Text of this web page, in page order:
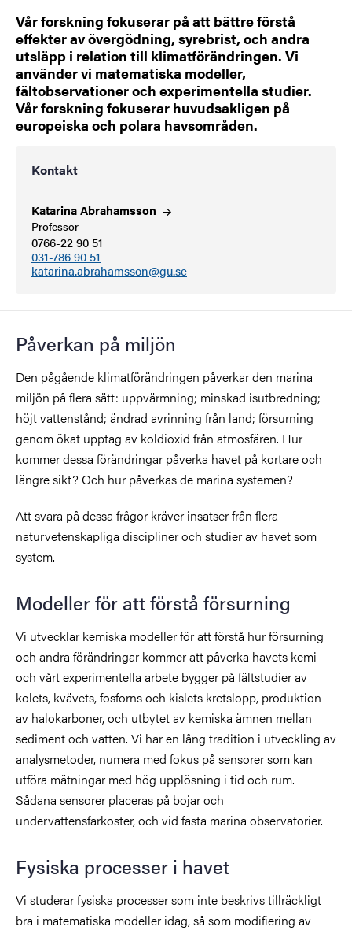
Vår forskning fokuserar på att bättre förstå
effekter av övergödning, syrebrist, och andra
utsläpp i relation till klimatförändringen. Vi
använder vi matematiska modeller,
fältobservationer och experimentella studier.
Vår forskning fokuserar huvudsakligen på
europeiska och polara havsområden.
Kontakt
KatarinaAbrahamsson
Professor
0766-22 90 51
031-786 90 51
katarina.abrahamsson@gu.se
Påverkan på miljön
Den pågående klimatförändringen påverkar den marina
miljön på flera sätt: uppvärmning; minskad isutbredning;
höjt vattenstånd; ändrad avrinning från land; försurning
genom ökat upptag av koldioxid från atmosfären. Hur
kommer dessa förändringar påverka havet på kortare och
längre sikt? Och hur påverkas de marina systemen?
Att svara på dessa frågor kräver insatser från flera
naturvetenskapliga discipliner och studier av havet som
system.
Modeller för att förstå försurning
Vi utvecklar kemiska modeller för att förstå hur försurning
och andra förändringar kommer att påverka havets kemi
och vårt experimentella arbete bygger på fältstudier av
kolets, kvävets, fosforns och kislets kretslopp, produktion
av halokarboner, och utbytet av kemiska ämnen mellan
sediment och vatten. Vi har en lång tradition i utveckling av
analysmetoder, numera med fokus på sensorer som kan
utföra mätningar med hög upplösning i tid och rum.
Sådana sensorer placeras på bojar och
undervattensfarkoster, och vid fasta marina observatorier.
Fysiska processer i havet
Vi studerar fysiska processer som inte beskrivs tillräckligt
bra i matematiska modeller idag, så som modifiering av